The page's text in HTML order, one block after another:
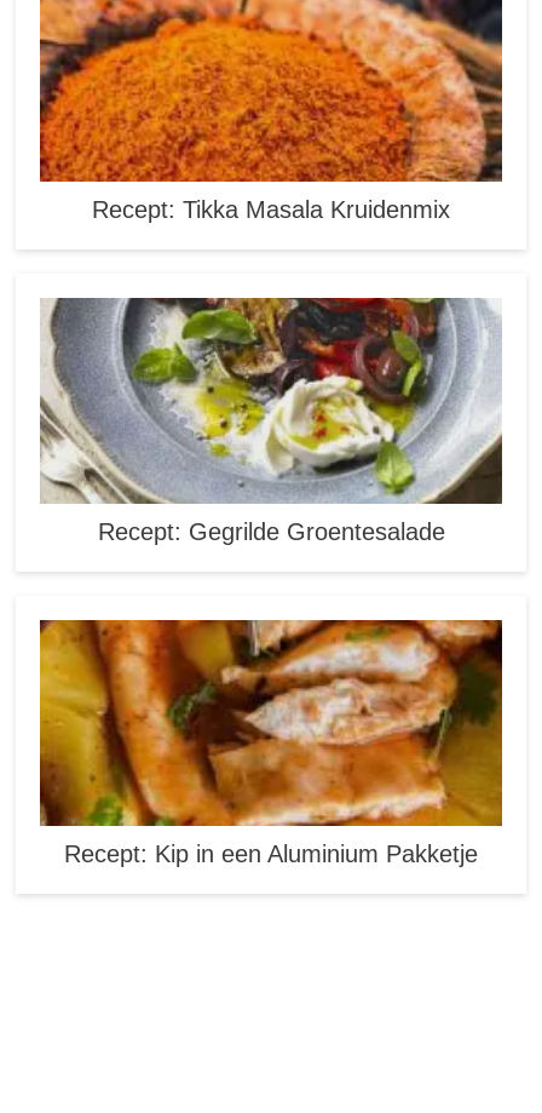
Recept: Tikka Masala Kruidenmix
Recept: Gegrilde Groentesalade
Recept: Kip in een Aluminium Pakketje